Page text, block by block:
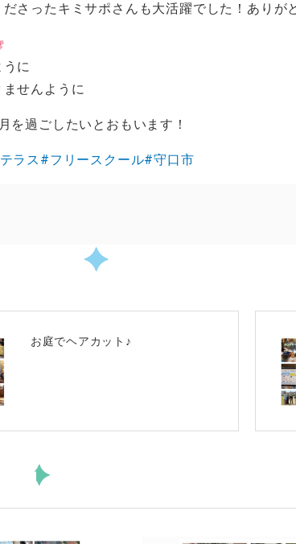
さったキミサポさんも大活躍でした！ありが
に
せんように
を過ごしたいとおもいます！
ラス #フリースクール#守口市
お庭でヘアカット♪